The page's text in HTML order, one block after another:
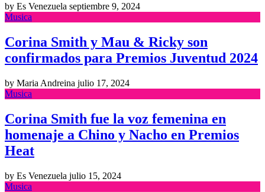
by Es Venezuela septiembre 9, 2024
Musica
Corina Smith y Mau & Ricky son
confirmados para Premios Juventud 2024
by Maria Andreina julio 17, 2024
Musica
Corina Smith fue la voz femenina en
homenaje a Chino y Nacho en Premios
Heat
by Es Venezuela julio 15, 2024
Musica